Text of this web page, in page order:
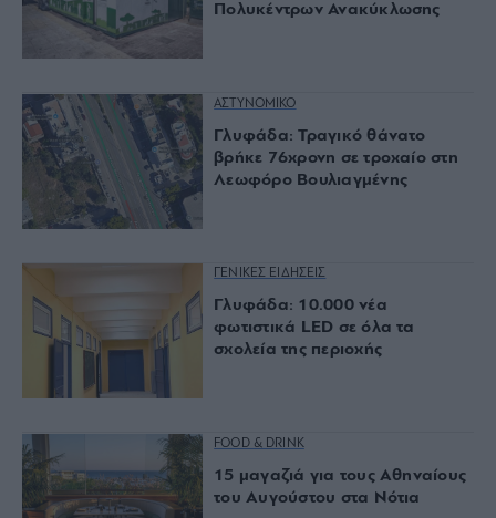
Πολυκέντρων Ανακύκλωσης
ΑΣΤΥΝΟΜΙΚΟ
Γλυφάδα: Τραγικό θάνατο
βρήκε 76χρονη σε τροχαίο στη
Λεωφόρο Βουλιαγμένης
ΓΕΝΙΚΕΣ ΕΙΔΗΣΕΙΣ
Γλυφάδα: 10.000 νέα
φωτιστικά LED σε όλα τα
σχολεία της περιοχής
FOOD & DRINK
15 μαγαζιά για τους Αθηναίους
του Αυγούστου στα Νότια